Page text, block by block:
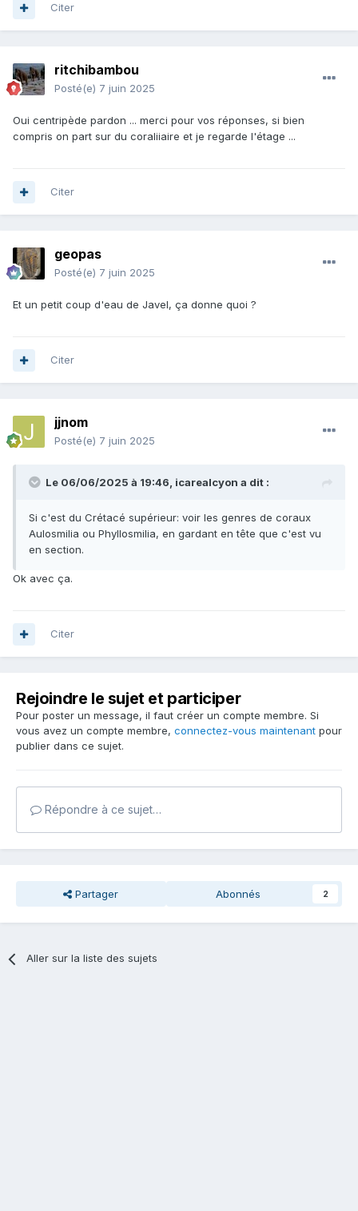
Citer
ritchibambou
Posté(e) 7 juin 2025
Oui centripède pardon ... merci pour vos réponses, si bien
compris on part sur du coraliiaire et je regarde l'étage ...
Citer
geopas
Posté(e) 7 juin 2025
Et un petit coup d'eau de Javel, ça donne quoi ?
Citer
jjnom
Posté(e) 7 juin 2025
Le 06/06/2025 à 19:46, icarealcyon a dit :
Si c'est du Crétacé supérieur: voir les genres de coraux
Aulosmilia ou Phyllosmilia, en gardant en tête que c'est vu
en section.
Ok avec ça.
Citer
Rejoindre le sujet et participer
Pour poster un message, il faut créer un compte membre. Si
vous avez un compte membre, connectez-vous maintenant pour
publier dans ce sujet.
Répondre à ce sujet…
Partager Abonnés 2
Aller sur la liste des sujets